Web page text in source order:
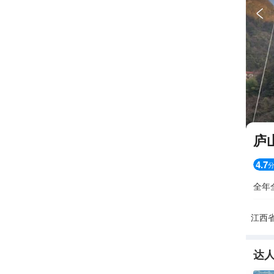

庐
4.7分
全年
江西
达